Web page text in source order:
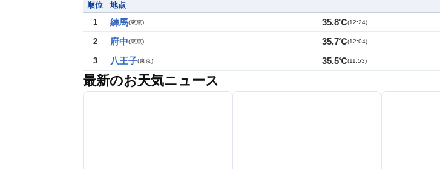
順位 地点
1
練馬(東京) 35.8℃(12:24)
2 府中(東京) 35.7℃(12:04)
3 八王子(東京) 35.5℃(11:53)
最新のお天気ニュース